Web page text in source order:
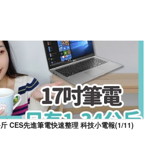
CES先進筆電快速整理 科技小電報(1/11)